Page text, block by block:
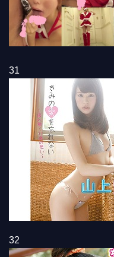
31
32